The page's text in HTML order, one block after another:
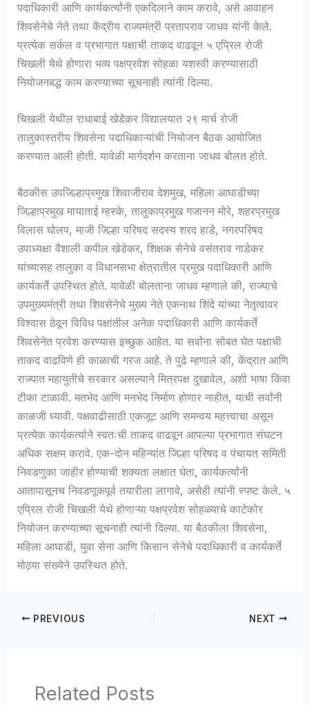
पदाधिकारी आणि कार्यकर्त्यांनी एकदिलाने काम करावे, असे आवाहन
शिवसेनेचे नेते तथा केंद्रीय राज्यमंत्री प्रतापराव जाधव यांनी केले.
प्रत्येक सर्कल व प्रभागात पक्षाची ताकद वाढवून ५ एप्रिल रोजी
चिखली येथे होणारा भव्य पक्षप्रवेश सोहळा यशस्वी करण्यासाठी
नियोजनबद्ध काम करण्याच्या सूचनाही त्यांनी दिल्या.
चिखली येथील राधाबाई खेडेकर विद्यालयात २९ मार्च रोजी
तालुकास्तरीय शिवसेना पदाधिकाऱ्यांची नियोजन बैठक आयोजित
करण्यात आली होती. यावेळी मार्गदर्शन करताना जाधव बोलत होते.
बैठकीस उपजिल्हाप्रमुख शिवाजीराव देशमुख, महिला आघाडीच्या
जिल्हाप्रमुख मायाताई म्हस्के, तालुकाप्रमुख गजानन मोरे, शहरप्रमुख
विलास घोलप, माजी जिल्हा परिषद सदस्य शरद हाडे, नगरपरिषद
उपाध्यक्षा वैशाली कपील खेडेकर, शिक्षक सेनेचे वसंतराव गाडेकर
यांच्यासह तालुका व विधानसभा क्षेत्रातील प्रमुख पदाधिकारी आणि
कार्यकर्ते उपस्थित होते. यावेळी बोलताना जाधव म्हणाले की, राज्याचे
उपमुख्यमंत्री तथा शिवसेनेचे मुख्य नेते एकनाथ शिंदे यांच्या नेतृत्वावर
विश्वास ठेवून विविध पक्षांतील अनेक पदाधिकारी आणि कार्यकर्ते
शिवसेनेत प्रवेश करण्यास इच्छुक आहेत. या सर्वांना सोबत घेत पक्षाची
ताकद वाढविणे ही काळाची गरज आहे. ते पुढे म्हणाले की, केंद्रात आणि
राज्यात महायुतीचे सरकार असल्याने मित्रपक्ष दुखावेल, अशी भाषा किंवा
टीका टाळावी. मतभेद आणि मनभेद निर्माण होणार नाहीत, याची सर्वांनी
काळजी घ्यावी. पक्षवाढीसाठी एकजूट आणि समन्वय महत्त्वाचा असून
प्रत्येक कार्यकर्त्याने स्वतःची ताकद वाढवून आपल्या प्रभागात संघटन
अधिक सक्षम करावे. एक-दोन महिन्यांत जिल्हा परिषद व पंचायत समिती
निवडणुका जाहीर होण्याची शक्यता लक्षात घेता, कार्यकर्त्यांनी
आतापासूनच निवडणूकपूर्व तयारीला लागावे, असेही त्यांनी स्पष्ट केले. ५
एप्रिल रोजी चिखली येथे होणाऱ्या पक्षप्रवेश सोहळ्याचे काटेकोर
नियोजन करण्याच्या सूचनाही त्यांनी दिल्या. या बैठकीला शिवसेना,
महिला आघाडी, युवा सेना आणि किसान सेनेचे पदाधिकारी व कार्यकर्ते
मोठ्या संख्येने उपस्थित होते.
PREVIOUS NEXT
Related Posts